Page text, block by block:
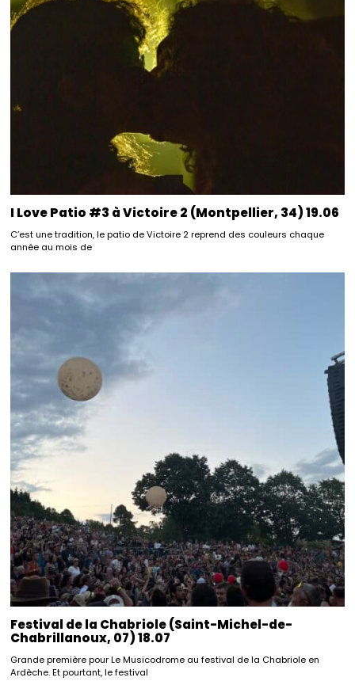
I Love Patio #3 à Victoire 2 (Montpellier, 34) 19.06
C’est une tradition, le patio de Victoire 2 reprend des couleurs chaque
Festival de la Chabriole (Saint-Michel-de-
Grande première pour Le Musicodrome au festival de la Chabriole en
Ardèche. Et pourtant, le festival